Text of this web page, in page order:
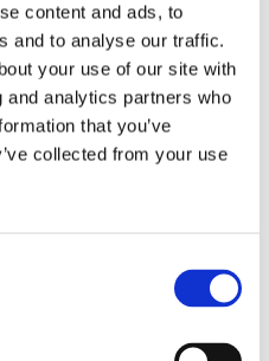
content and ads, to
and to analyse our traffic.
your use of our site with
analytics partners who
that you’ve
collected from your use
5. januar 2026